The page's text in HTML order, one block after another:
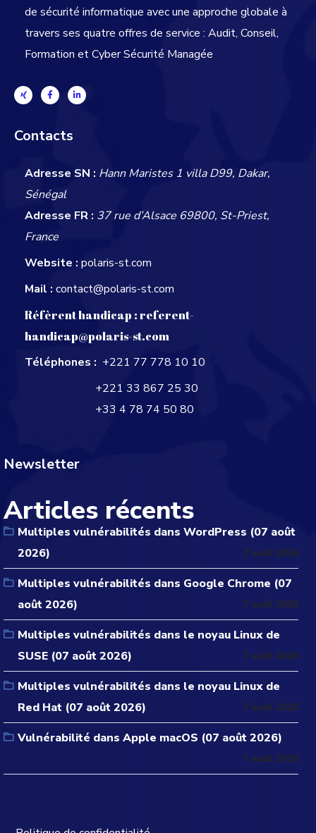
de sécurité informatique avec une approche globale à
travers ses quatre offres de service : Audit, Conseil,
Formation et Cyber Sécurité Managée
Contacts
Adresse SN : Hann Maristes 1 villa D99, Dakar,
Sénégal
Adresse FR : 37 rue d’Alsace 69800, St-Priest,
France
Website : polaris-st.com
Mail : contact@polaris-st.com
Réfèrent handicap :referent-
handicap@polaris-st.com
Téléphones : +221 77 778 10 10
+221 33 867 25 30
+33 4 78 74 50 80
Newsletter
Articles récents
Multiples vulnérabilités dans WordPress (07 août
2026)
7 août 2026
Multiples vulnérabilités dans Google Chrome (07
août 2026)
7 août 2026
Multiples vulnérabilités dans le noyau Linux de
SUSE (07 août 2026)
7 août 2026
Multiples vulnérabilités dans le noyau Linux de
Red Hat (07 août 2026)
7 août 2026
Vulnérabilité dans Apple macOS (07 août 2026)
7 août 2026